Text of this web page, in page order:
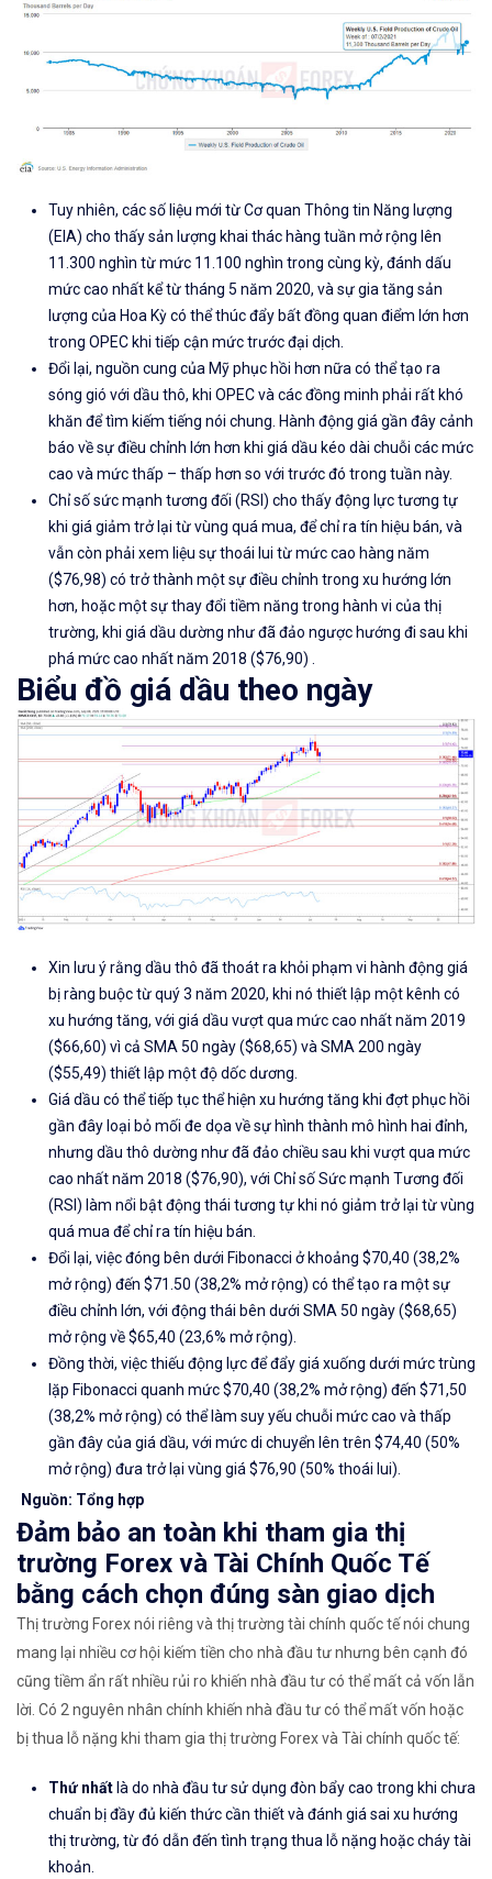
Tuy nhiên, các số liệu mới từ Cơ quan Thông tin Năng lượng
(EIA) cho thấy sản lượng khai thác hàng tuần mở rộng lên
11.300 nghìn từ mức 11.100 nghìn trong cùng kỳ, đánh dấu
mức cao nhất kể từ tháng 5 năm 2020, và sự gia tăng sản
lượng của Hoa Kỳ có thể thúc đẩy bất đồng quan điểm lớn hơn
trong OPEC khi tiếp cận mức trước đại dịch.
Đổi lại, nguồn cung của Mỹ phục hồi hơn nữa có thể tạo ra
sóng gió với dầu thô, khi OPEC và các đồng minh phải rất khó
khăn để tìm kiếm tiếng nói chung. Hành động giá gần đây cảnh
báo về sự điều chỉnh lớn hơn khi giá dầu kéo dài chuỗi các mức
cao và mức thấp – thấp hơn so với trước đó trong tuần này.
Chỉ số sức mạnh tương đối (RSI) cho thấy động lực tương tự
khi giá giảm trở lại từ vùng quá mua, để chỉ ra tín hiệu bán, và
vẫn còn phải xem liệu sự thoái lui từmức cao hàng năm
($76,98) có trở thành một sự điều chỉnh trong xu hướng lớn
hơn, hoặc một sự thay đổi tiềm năng trong hành vi của thị
trường, khi giá dầu dường như đã đảo ngược hướng đi sau khi
phá mức cao nhất năm 2018 ($76,90)
Biểu đồ giá dầu theo ngày
Xin lưu ý rằng dầu thô đã thoát ra khỏi phạm vi hành động giá
bị ràng buộc từ quý 3 năm 2020, khi nó thiết lập một kênh có
xu hướng tăng, với giá dầu vượt qua mức cao nhất năm 2019
($66,60) vì cả SMA 50 ngày ($68,65) và SMA 200 ngày
($55,49) thiết lập một độ dốc dương.
Giá dầu có thể tiếp tục thể hiện xu hướng tăng khi đợt phục hồi
gần đây loại bỏ mối đe dọa về sự hình thành mô hình hai đỉnh,
nhưng dầu thô dường như đã đảo chiều sau khi vượt qua mức
cao nhất năm 2018 ($76,90), với Chỉ số Sức mạnh Tương đối
(RSI) làm nổi bật động thái tương tự khi nó giảm trở lại từ vùng
quá mua để chỉ ra tín hiệu bán.
Đổi lại, việc đóng bên dưới Fibonacci ở khoảng $70,40 (38,2%
mở rộng) đến $71.50 (38,2% mở rộng) có thể tạo ra một sự
điều chỉnh lớn, với động thái bên dưới SMA 50 ngày ($68,65)
mở rộng về $65,40 (23,6% mở rộng).
Đồng thời, việc thiếu động lực để đẩy giá xuống dưới mứctrùng
lặp Fibonacci quanh mức $70,40 (38,2% mở rộng) đến $71,50
(38,2% mở rộng) có thể làm suy yếu chuỗi mức cao và thấp
gần đây của giá dầu, với mức di chuyển lên trên $74,40 (50%
mở rộng) đưa trở lại vùng giá $76,90 (50% thoái lui).
Nguồn: Tổng hợp
Đảm bảo an toàn khi tham gia thị
trường Forex và Tài Chính Quốc Tế
bằng cách chọn đúng sàn giao dịch
Thị trường Forex nói riêng và thị trường tài chính quốc tế nói chung
mang lại nhiều cơ hội kiếm tiền cho nhà đầu tư nhưng bên cạnh đó
cũng tiềm ẩn rất nhiều rủi ro khiến nhà đầu tư có thể mất cả vốn lẫn
lời. Có 2 nguyên nhân chính khiến nhà đầu tư có thể mất vốn hoặc
bị thua lỗ nặng khi tham gia thị trường Forex và Tài chính quốc tế:
Thứ nhất là do nhà đầu tư sử dụng đòn bẩy cao trong khi chưa
chuẩn bị đầy đủ kiến thức cần thiết và đánh giá sai xu hướng
thị trường, từ đó dẫn đến tình trạng thua lỗ nặng hoặc cháy tài
khoản.